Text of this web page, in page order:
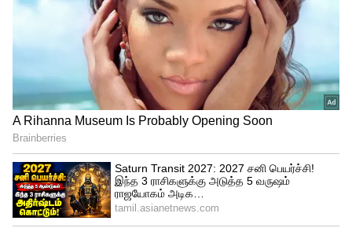
பகல் : 9.30 முதல் 10.30 வரை
மாலை : 4.30 முதல் 5.30 வரை
இரவு: 7.30 முதல் 8.30 வரை
எந்த நேரத்தை தவிர்க்க வேண்டும் :